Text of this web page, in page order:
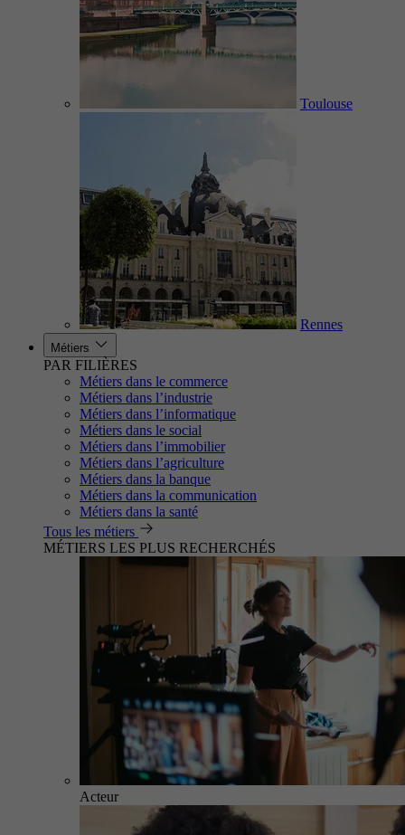
Toulouse
Rennes
Métiers
PAR FILIÈRES
Métiers dans le commerce
Métiers dans l’industrie
Métiers dans l’informatique
Métiers dans le social
Métiers dans l’immobilier
Métiers dans l’agriculture
Métiers dans la banque
Métiers dans la communication
Métiers dans la santé
Tous les métiers
MÉTIERS LES PLUS RECHERCHÉS
Acteur